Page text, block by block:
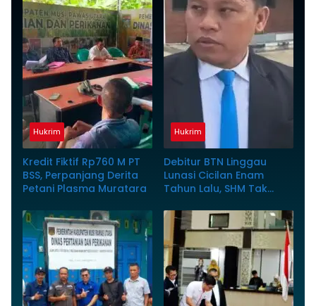
Hukrim
Kredit Fiktif Rp760 M PT
BSS, Perpanjang Derita
Petani Plasma Muratara
Hukrim
Debitur BTN Linggau
Lunasi Cicilan Enam
Tahun Lalu, SHM Tak